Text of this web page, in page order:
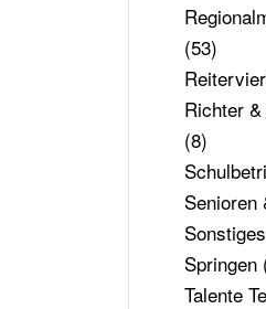
(53)
Richter
(8)
Senioren
Sonstiges
Springen
Talente